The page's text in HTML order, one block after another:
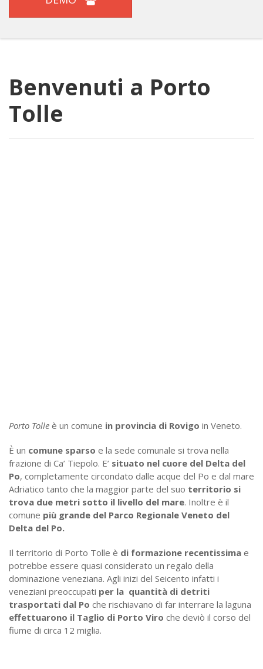
Benvenuti a Porto
Tolle
Porto Tolle è un comune in provincia di Rovigo in Veneto.
È un comune sparso e la sede comunale si trova nella
frazione di Ca’ Tiepolo. E’ situato nel cuore del Delta del
Po, completamente circondato dalle acque del Po e dal mare
Adriatico tanto che la maggior parte del suo territorio si
trova due metri sotto il livello del mare. Inoltre è il
comune più grande del Parco Regionale Veneto del
Delta del Po.
Il territorio di Porto Tolle è di formazione recentissima e
potrebbe essere quasi considerato un regalo della
dominazione veneziana. Agli inizi del Seicento infatti i
veneziani preoccupati per la quantità di detriti
trasportati dal Po che rischiavano di far interrare la laguna
effettuarono il Taglio di Porto Viro che deviò il corso del
fiume di circa 12 miglia.